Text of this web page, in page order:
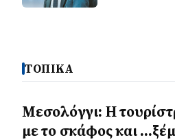
ΤΟΠΙΚΑ
Μεσολόγγι: Η
με το σκάφος και